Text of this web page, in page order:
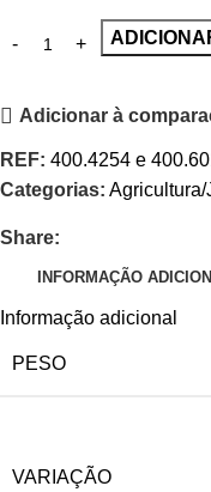
Adicionar à
REF: 400.4254 e
Categorias: Agricultura/
Share:
INFORMAÇÃO
Informação adicional
PESO
VARIAÇÃO